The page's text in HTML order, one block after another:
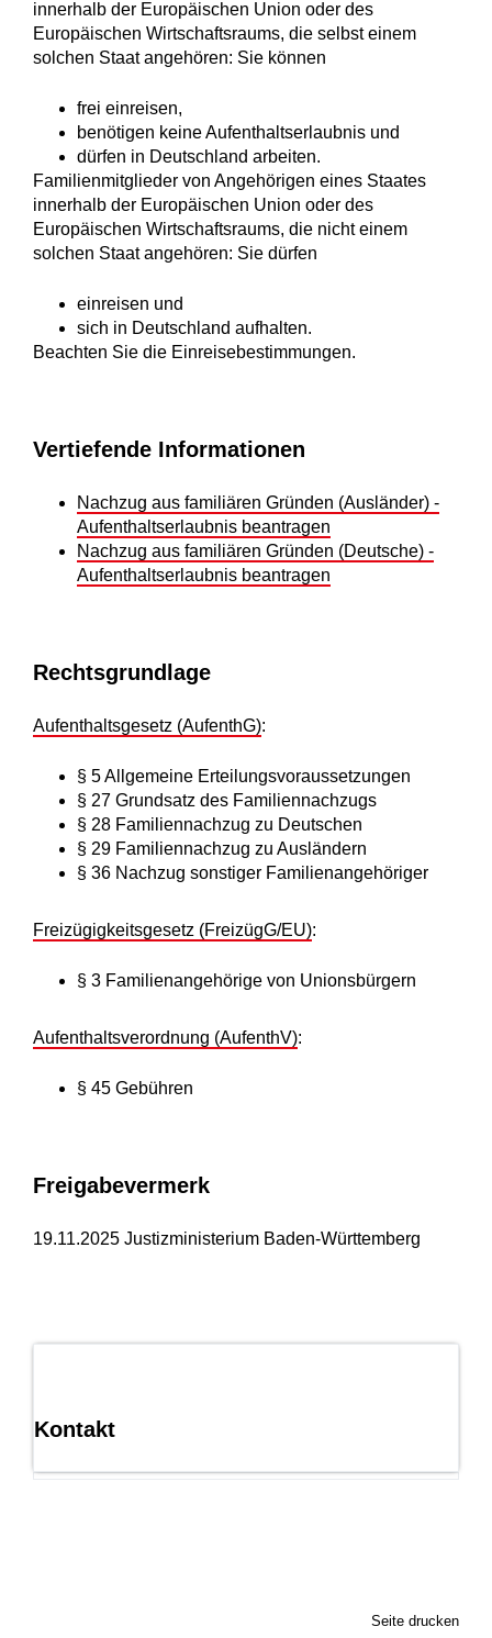
Kontakt
innerhalb der Europäischen Union oder des
Europäischen Wirtschaftsraums, die selbst einem
solchen Staat angehören: Sie können
frei einreisen,
benötigen keine Aufenthaltserlaubnis und
dürfen in Deutschland arbeiten.
Familienmitglieder von Angehörigen eines Staates
innerhalb der Europäischen Union oder des
Europäischen Wirtschaftsraums, die nicht einem
solchen Staat angehören: Sie dürfen
einreisen und
sich in Deutschland aufhalten.
Beachten Sie die Einreisebestimmungen.
Vertiefende Informationen
Nachzug aus familiären Gründen (Ausländer) -
Aufenthaltserlaubnis beantragen
Nachzug aus familiären Gründen (Deutsche) -
Aufenthaltserlaubnis beantragen
Rechtsgrundlage
Aufenthaltsgesetz (AufenthG):
§ 5 Allgemeine Erteilungsvoraussetzungen
§ 27 Grundsatz des Familiennachzugs
§ 28 Familiennachzug zu Deutschen
§ 29 Familiennachzug zu Ausländern
§ 36 Nachzug sonstiger Familienangehöriger
Freizügigkeitsgesetz (FreizügG/EU):
§ 3 Familienangehörige von Unionsbürgern
Aufenthaltsverordnung (AufenthV):
§ 45 Gebühren
Freigabevermerk
19.11.2025 Justizministerium Baden-Württemberg
Seite drucken